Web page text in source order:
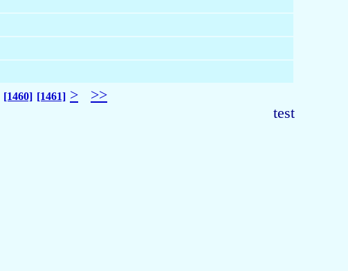
[1460] [1461] >
>>
test